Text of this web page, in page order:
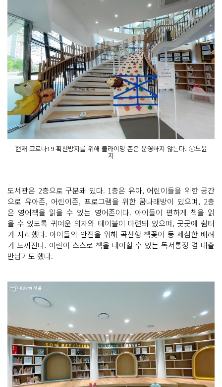
현재 코로나19 확산방지를 위해 클라이밍 존은 운영하지 않는다. ⓒ노윤
지
도서관은 2층으로 구분돼 있다. 1층은 유아, 어린이들을 위한 공간
으로 유아존, 어린이존, 프로그램을 위한 꿈나래방이 있으며, 2층
은 영어책을 읽을 수 있는 영어존이다. 아이들이 편하게 책을 읽
을 수 있도록 귀여운 의자와 테이블이 마련돼 있으며, 곳곳에 쉼터
가 자리했다. 아이들의 안전을 위해 곡선형 책꽂이 등 세심한 배려
가 느껴진다. 어린이 스스로 책을 대여할 수 있는 독서통장 겸 대출
반납기도 했다.